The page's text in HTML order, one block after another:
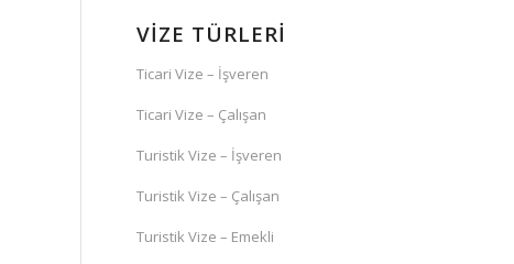
VİZE TÜRLERİ
Ticari Vize – İşveren
Ticari Vize – Çalışan
Turistik Vize – İşveren
Turistik Vize – Çalışan
Turistik Vize – Emekli